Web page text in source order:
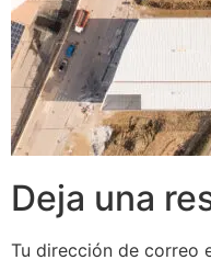
Deja una
Tu dirección de correo